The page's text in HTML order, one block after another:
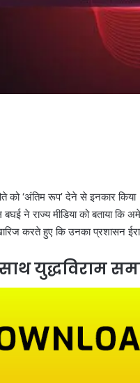
को ‘अंतिम रूप’ देने से इनकार किया
ने राज्य मीडिया को बताया
करते हुए कि उनका प्रशासन
युद्धविराम